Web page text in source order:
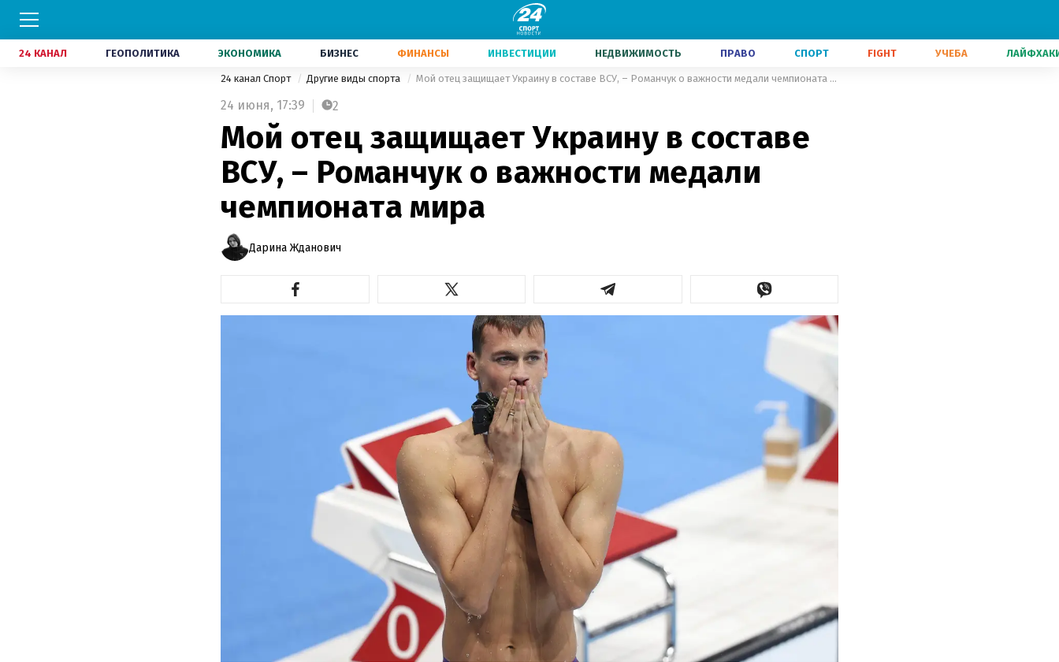
24 КАНАЛ ГЕОПОЛИТИКА ЭКОНОМИКА БИЗНЕС ФИНАНСЫ ИНВЕСТИЦИИ НЕДВИЖИМОСТЬ ПРАВО СПОРТ FIGHT УЧЕБА
24 канал Спорт Другие виды спорта Мой отец защищает Украину в составе ВСУ, – Романчук о важности медали чемпионата мира
24 июня, 17:39 2
Мой отец защищает Украину в составе
ВСУ, – Романчук о важности медали
чемпионата мира
Дарина Жданович